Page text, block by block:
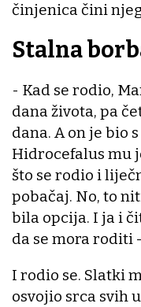
činjenica čini
Stalna
- Kad se rodio,
dana života, pa
dana. A on je bio
Hidrocefalus mu
što se rodio i
pobačaj. No, to
bila opcija. I ja i
da se mora roditi
I rodio se. Slatki
osvojio srca svih